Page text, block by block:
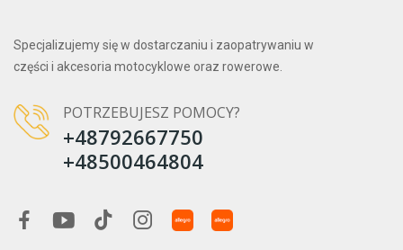
Specjalizujemy się w dostarczaniu i zaopatrywaniu w
części i akcesoria motocyklowe oraz rowerowe.
POTRZEBUJESZ POMOCY?
+48792667750
+48500464804